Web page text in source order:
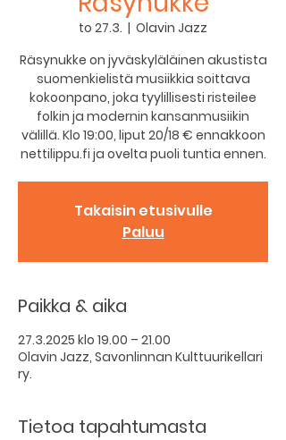
to 27.3.
  |
Olavin Jazz
Räsynukke on jyväskyläläinen akustista
suomenkielistä musiikkia soittava
kokoonpano, joka tyylillisesti risteilee
folkin ja modernin kansanmusiikin
välillä. Klo 19:00, liput 20/18 € ennakkoon
nettilippu.fi ja ovelta puoli tuntia ennen.
Takaisin etusivulle
Paluu
Paikka & aika
27.3.2025 klo 19.00 – 21.00
Olavin Jazz, Savonlinnan Kulttuurikellari
ry.
Tietoa tapahtumasta